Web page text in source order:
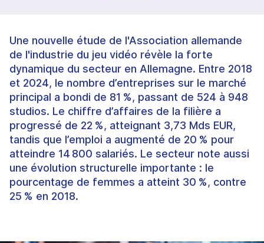
Une nouvelle étude de l'Association allemande
de l'industrie du jeu vidéo révèle la forte
dynamique du secteur en Allemagne. Entre 2018
et 2024, le nombre d’entreprises sur le marché
principal a bondi de 81 %, passant de 524 à 948
studios. Le chiffre d’affaires de la filière a
progressé de 22 %, atteignant 3,73 Mds EUR,
tandis que l’emploi a augmenté de 20 % pour
atteindre 14 800 salariés. Le secteur note aussi
une évolution structurelle importante : le
pourcentage de femmes a atteint 30 %, contre
25 % en 2018.